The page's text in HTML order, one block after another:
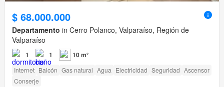
$ 68.000.000
Departamento in Cerro Polanco, Valparaíso, Región de
Valparaíso
1 1 10 m²
Internet Balcón Gas natural Agua Electricidad Seguridad Ascensor
Conserje